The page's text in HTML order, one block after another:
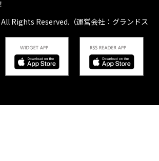
Rights Reserved.（運営会社：グランドス